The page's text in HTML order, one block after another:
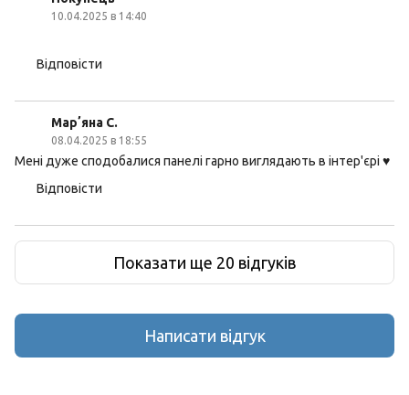
10.04.2025 в 14:40
Відповісти
Марʼяна С.
08.04.2025 в 18:55
Мені дуже сподобалися панелі гарно виглядають в інтер'єрі ♥️
Відповісти
Показати ще 20 відгуків
Написати відгук